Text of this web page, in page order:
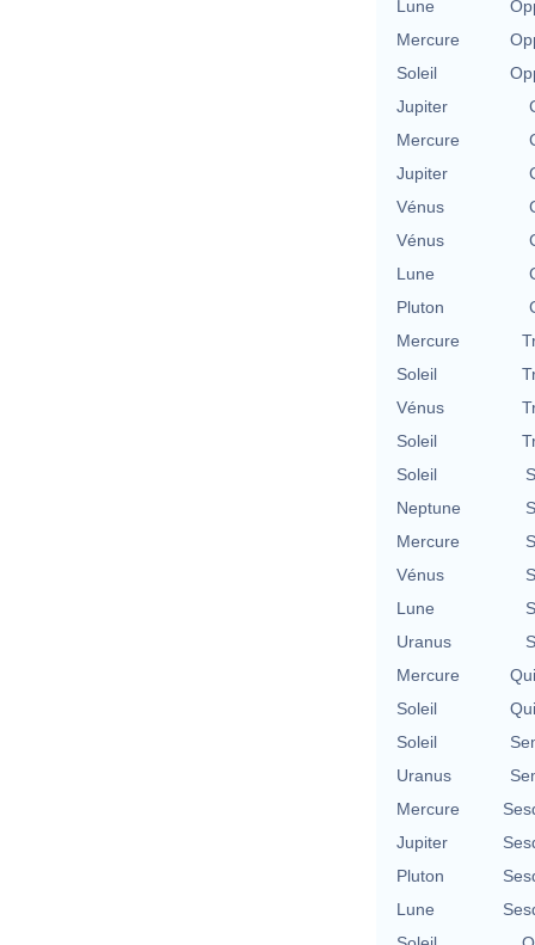
Lune
Mercure
Soleil
Jupiter
Mercure
Jupiter
Vénus
Vénus
Lune
Pluton
Mercure
Soleil
Vénus
Soleil
Soleil
Neptune
Mercure
Vénus
Lune
Uranus
Mercure
Soleil
Soleil
Uranus
Mercure
Jupiter
Pluton
Lune